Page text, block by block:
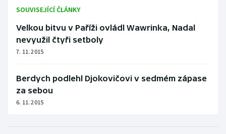
Olympijské hry
Parasport
Plážový volejbal
SOUVISEJÍCÍ ČLÁNKY
Velkou bitvu v Paříži ovládl Wawrinka, Nadal
nevyužil čtyři setboly
7. 11. 2015
Berdych podlehl Djokovičovi v sedmém zápase
za sebou
6. 11. 2015